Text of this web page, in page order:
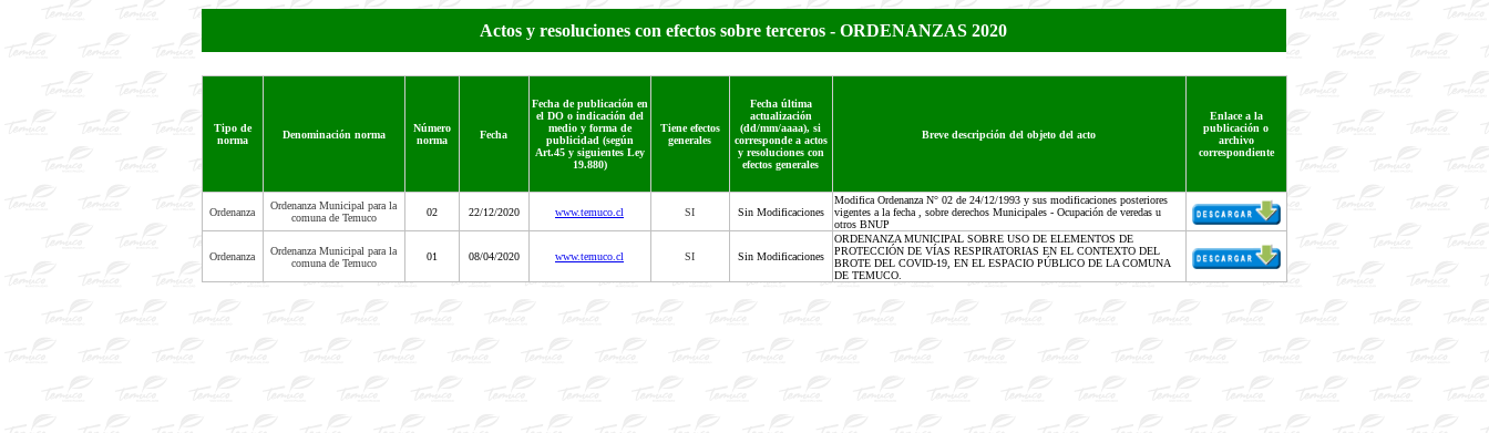
Actos y resoluciones con efectos sobre terceros - ORDENANZAS 2020
Tipo de
norma
Denominación norma
Número
norma
Fecha
Fecha de publicación en
el DO o indicación del
medio y forma de
publicidad (según
Art.45 y siguientes Ley
19.880)
Tiene efectos
generales
Fecha última
actualización
(dd/mm/aaaa), si
corresponde a actos
y resoluciones con
efectos generales
Breve descripción del objeto del acto
Enlace a la
publicación o
archivo
correspondiente
Ordenanza
Ordenanza Municipal para la
comuna de Temuco
02 22/12/2020 www.temuco.cl SI Sin Modificaciones
Modifica Ordenanza N° 02 de 24/12/1993 y sus modificaciones posteriores
vigentes a la fecha , sobre derechos Municipales - Ocupación de veredas u
otros BNUP
Ordenanza
Ordenanza Municipal para la
comuna de Temuco
01 08/04/2020 www.temuco.cl SI Sin Modificaciones
ORDENANZA MUNICIPAL SOBRE USO DE ELEMENTOS DE
PROTECCIÓN DE VÍAS RESPIRATORIAS EN EL CONTEXTO DEL
BROTE DEL COVID-19, EN EL ESPACIO PÚBLICO DE LA COMUNA
DE TEMUCO.